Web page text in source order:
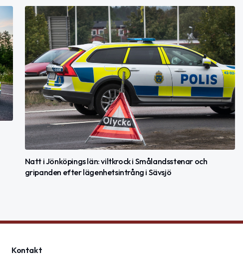
Natt i Jönköpings län: viltkrock i Smålandsstenar och
gripanden efter lägenhetsintrång i Sävsjö
Kontakt